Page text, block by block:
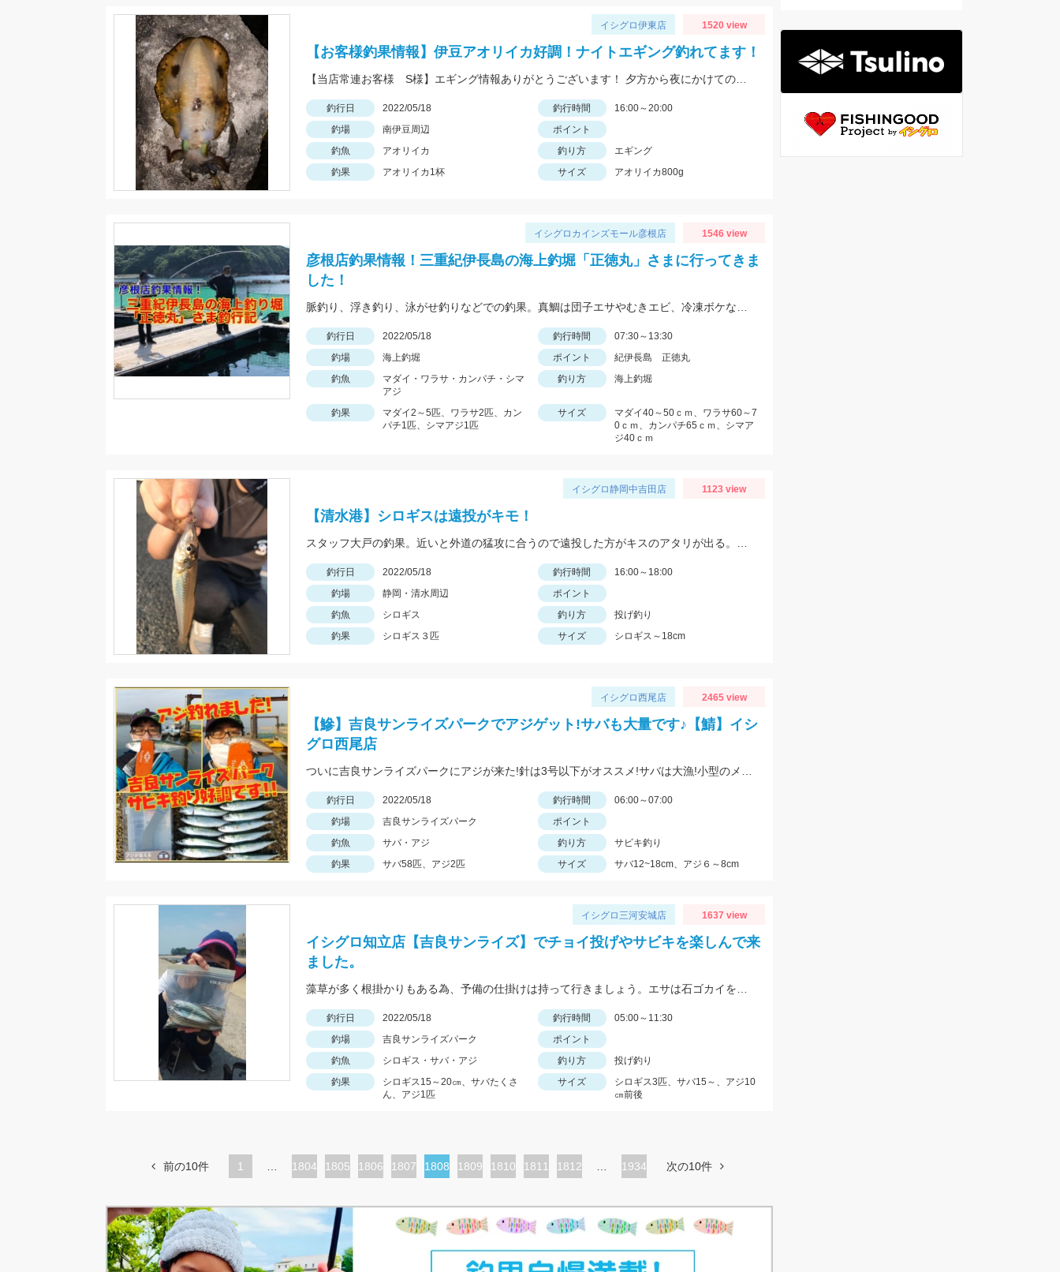
イシグロ伊東店 1520 view
【お客様釣果情報】伊豆アオリイカ好調！ナイトエギング釣れてます！
釣行日 2022/05/18 釣行時間
16:00～20:00
釣場
南伊豆周辺
ポイント
釣魚
アオリイカ 釣り方
エギング
釣果
アオリイカ1杯 サイズ アオリイカ800g
イシグロカインズモール彦根店 1546 view
彦根店釣果情報！三重紀伊長島の海上釣堀「正徳丸」さまに行ってきま
した！
釣行日 2022/05/18 釣行時間
07:30～13:30
釣場
海上釣堀 ポイント
紀伊長島 正徳丸
釣魚
マダイ・ワラサ・カンパチ・シマ
アジ
釣り方 海上釣堀
釣果
マダイ2～5匹、ワラサ2匹、カン
パチ1匹、シマアジ1匹
サイズ
マダイ40～50ｃｍ、ワラサ60～7
0ｃｍ、カンパチ65ｃｍ、シマア
ジ40ｃｍ
イシグロ静岡中吉田店 1123 view
【清水港】シロギスは遠投がキモ！
釣行日 2022/05/18 釣行時間
16:00～18:00
釣場
静岡・清水周辺
ポイント
釣魚
シロギス 釣り方
投げ釣り
釣果
シロギス３匹 サイズ シロギス～18cm
イシグロ西尾店 2465 view
【鰺】吉良サンライズパークでアジゲット!サバも大量です♪【鯖】イシ
グロ西尾店
釣行日 2022/05/18 釣行時間
06:00～07:00
釣場
吉良サンライズパーク
ポイント
釣魚
サバ・アジ 釣り方
サビキ釣り
釣果
サバ58匹、アジ2匹 サイズ サバ12~18cm、アジ６～8cm
イシグロ三河安城店 1637 view
イシグロ知立店【吉良サンライズ】でチョイ投げやサビキを楽しんで来
ました。
釣行日 2022/05/18 釣行時間
05:00～11:30
釣場
吉良サンライズパーク
ポイント
釣魚
シロギス・サバ・アジ 釣り方
投げ釣り
釣果
シロギス15～20㎝、サバたくさ
ん、アジ1匹
サイズ
シロギス3匹、サバ15～、アジ10
㎝前後
前の10件 1
ペ
1804
ペ
ジ
1805
ペ
1806
ペ
1807
カ
ト
1808
ペ
1809
ペ
1810
ペ
1811
ペ
1812 1934 次の10件